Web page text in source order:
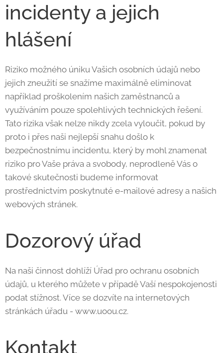
incidenty a jejich
hlášení
Riziko možného úniku Vašich osobních údajů nebo
jejich zneužití se snažíme maximálně eliminovat
například proškolením našich zaměstnanců a
využíváním pouze spolehlivých technických řešení.
Tato rizika však nelze nikdy zcela vyloučit, pokud by
proto i přes naši nejlepší snahu došlo k
bezpečnostnímu incidentu, který by mohl znamenat
riziko pro Vaše práva a svobody, neprodleně Vás o
takové skutečnosti budeme informovat
prostřednictvím poskytnuté e-mailové adresy a našich
webových stránek.
Dozorový úřad
Na naši činnost dohlíží Úřad pro ochranu osobních
údajů, u kterého můžete v případě Vaší nespokojenosti
podat stížnost. Více se dozvíte na internetových
stránkách úřadu - www.uoou.cz.
Kontakt